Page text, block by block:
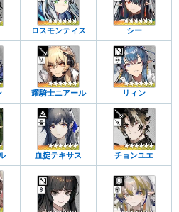
ロスモンティス シー
耀騎士ニアール リィン
血掟テキサス チョンユエ